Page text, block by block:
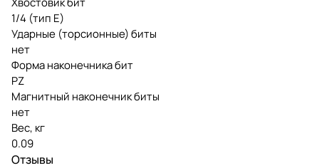
1/4 (тип Е)
Ударные (торсионные) биты
нет
Форма наконечника бит
PZ
Магнитный наконечник биты
нет
Вес, кг
0.09
Отзывы